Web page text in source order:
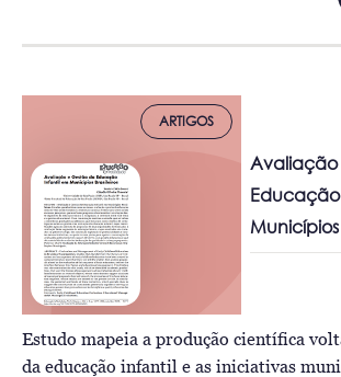
ARTIGOS
Avaliação
Municípios
Estudo mapeia a produção científica
da educação infantil e as iniciativas